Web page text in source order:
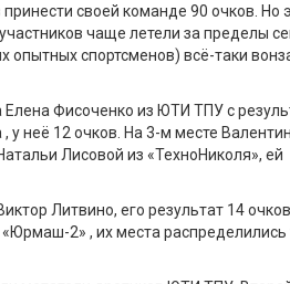
своей команде 90 очков. Но
чаще летели за пределы
опытных спортсменов) всё-таки
Фисоченко из ЮТИ ТПУ с
неё 12 очков. На 3-м месте
Лисовой из «ТехноНиколя», ей
Литвино, его результат 14 очков .
2» , их места распределились